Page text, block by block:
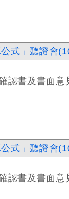
式」聽證會
認書及書面意
式」聽證會
認書及書面意